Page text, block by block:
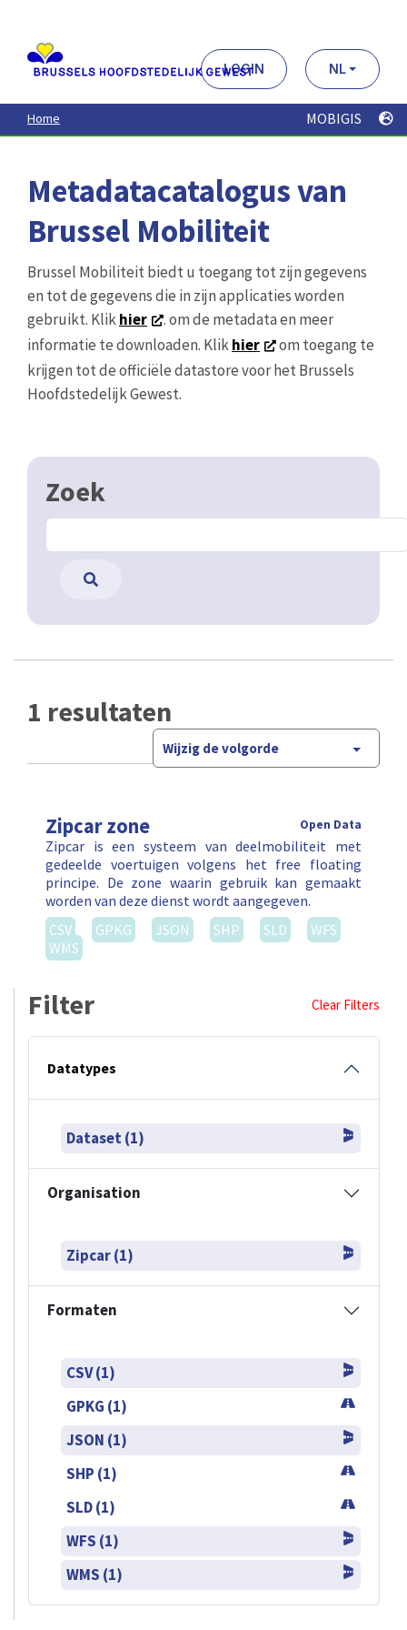
contenu
principal
LOGIN NL
Home MOBIGIS
Metadatacatalogus van
Brussel Mobiliteit
Brussel Mobiliteit biedt u toegang tot zijn gegevens
en tot de gegevens die in zijn applicaties worden
gebruikt. Klikhier
. om de metadata en meer
informatie te downloaden. Klikhier
om toegang te
krijgen tot de officiële datastore voor het Brussels
Hoofdstedelijk Gewest.
Zoek
1 resultaten
Wijzig de volgorde
Zipcar zone Open Data
Zipcar is een systeem van deelmobiliteit met
gedeelde voertuigen volgens het free floating
principe. De zone waarin gebruik kan gemaakt
worden van deze dienst wordt aangegeven.
CSV
GPKG JSON SHP SLD
WFS
WMS
Filter Clear Filters
Datatypes
Dataset (1)
Organisation
Zipcar (1)
Formaten
CSV (1)
GPKG (1)
JSON (1)
SHP (1)
SLD (1)
WFS (1)
WMS (1)